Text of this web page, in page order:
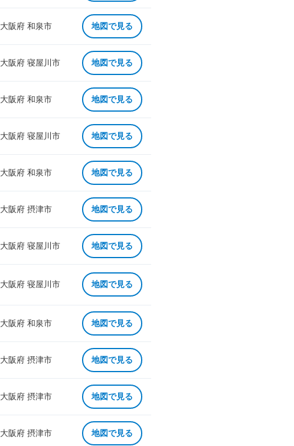
大阪府 和泉市 地図で見る
大阪府 寝屋川市 地図で見る
大阪府 和泉市 地図で見る
大阪府 寝屋川市 地図で見る
大阪府 和泉市 地図で見る
大阪府 摂津市 地図で見る
大阪府 寝屋川市 地図で見る
大阪府 寝屋川市 地図で見る
大阪府 和泉市 地図で見る
大阪府 摂津市 地図で見る
大阪府 摂津市 地図で見る
大阪府 摂津市 地図で見る